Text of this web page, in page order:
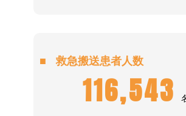
救急搬送患者人数
116,543